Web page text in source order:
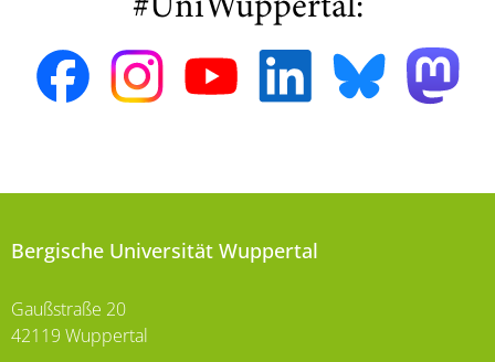
#UniWuppertal:
Bergische Universität Wuppertal
Gaußstraße 20
42119 Wuppertal